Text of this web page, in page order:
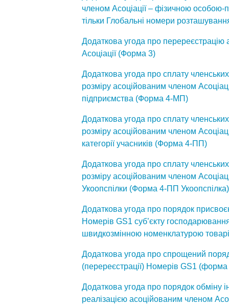
членом Асоціації – фізичною
тільки Глобальні номери
Додаткова угода про перереєстрацію
Асоціації (Форма 3)
Додаткова угода про сплату
розміру асоційованим членом
підприємства (Форма 4-МП)
Додаткова угода про сплату
розміру асоційованим членом
категорії учасників (Форма 4-ПП)
Додаткова угода про сплату
розміру асоційованим членом
Укоопспілки (Форма 4-ПП Укоопспілка)
Додаткова угода про порядок
Номерів GS1 суб’єкту
швидкозмінною номенклатурою
Додаткова угода про спрощений
(перереєстрації) Номерів GS1
Додаткова угода про порядок обміну
реалізацією асоційованим членом